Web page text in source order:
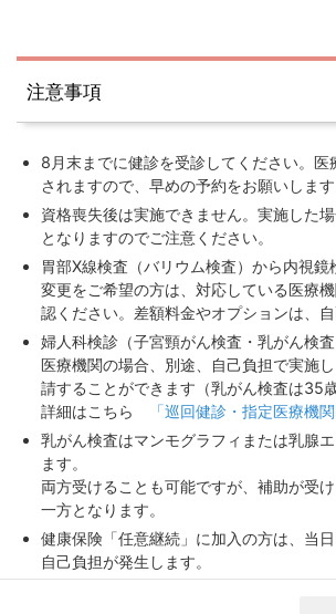
注意事項
8月末までに健診を受診してください。医
されますので、早めの予約をお願いします
資格喪失後は実施できません。実施した
となりますのでご注意ください。
胃部X線検査（バリウム検査）から内視鏡
変更をご希望の方は、対応している医療
認ください。差額料金やオプションは、自
婦人科検診（子宮頸がん検査・乳がん検
医療機関の場合、別途、自己負担で実施
請することができます（乳がん検査は35歳
詳細はこちら
「巡回健診・指定医療機関
乳がん検査はマンモグラフィまたは乳腺
ます。
両方受けることも可能ですが、補助が受
一方となります。
健康保険「任意継続」に加入の方は、当
自己負担が発生します。